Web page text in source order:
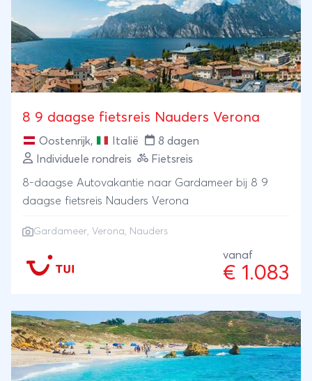
8 9 daagse fietsreis Nauders Verona
Oostenrijk, Italië
8 dagen
Individuele rondreis
Fietsreis
8-daagse Autovakantie naar Gardameer bij 8 9
daagse fietsreis Nauders Verona
Gardameer, Verona, Nauders
vanaf
€ 1.083